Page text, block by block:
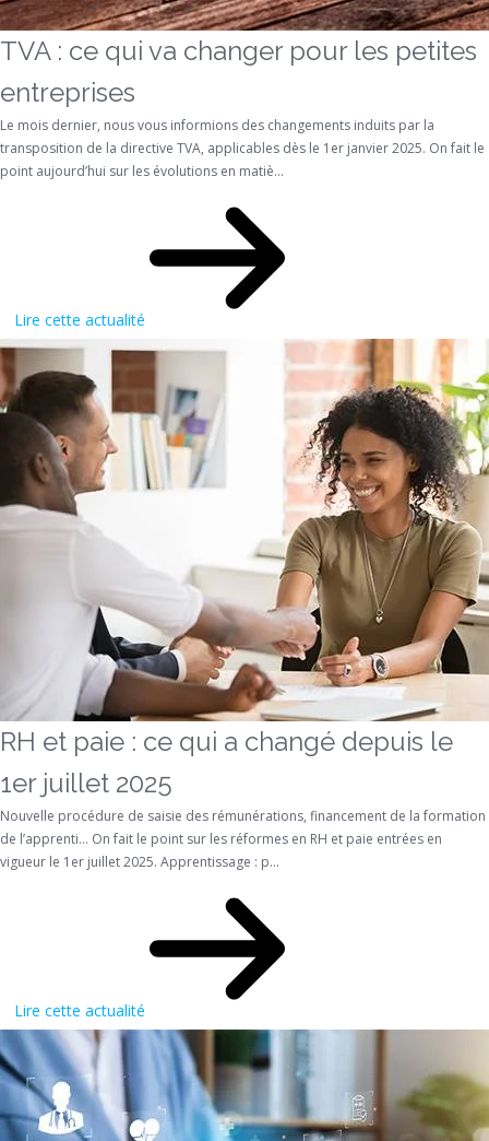
TVA : ce qui va changer pour les petites
entreprises
Le mois dernier, nous vous informions des changements induits par la
transposition de la directive TVA, applicables dès le 1er janvier 2025. On fait le
point aujourd’hui sur les évolutions en matiè...
Lire cette actualité
RH et paie : ce qui a changé depuis le
1er juillet 2025
Nouvelle procédure de saisie des rémunérations, financement de la formation
de l’apprenti… On fait le point sur les réformes en RH et paie entrées en
vigueur le 1er juillet 2025. Apprentissage : p...
Lire cette actualité